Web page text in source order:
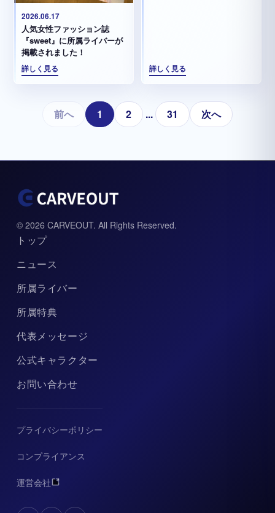
2026.06.17
人気女性ファッション誌
『sweet』に所属ライバーが
掲載されました！
詳しく見る 詳しく見る
前へ 1 2 ... 31 次へ
© 2026 CARVEOUT. All Rights Reserved.
トップ
ニュース
所属ライバー
所属特典
代表メッセージ
公式キャラクター
お問い合わせ
プライバシーポリシー
コンプライアンス
運営会社